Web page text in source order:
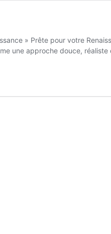
» Prête pour votre
une approche douce,